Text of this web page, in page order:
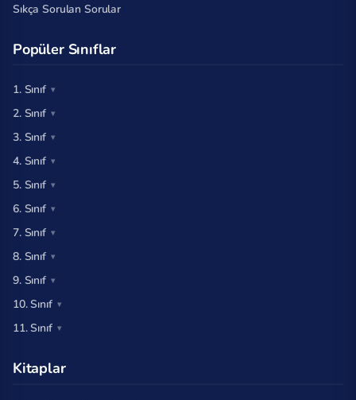
Sıkça Sorulan Sorular
Popüler Sınıflar
1. Sınıf
2. Sınıf
3. Sınıf
4. Sınıf
5. Sınıf
6. Sınıf
7. Sınıf
8. Sınıf
9. Sınıf
10. Sınıf
11. Sınıf
Kitaplar